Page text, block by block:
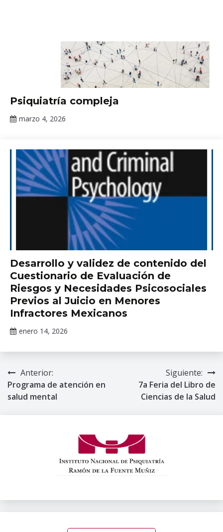
Publicaciones
Psiquiatría compleja
marzo 4, 2026
Publicaciones
Desarrollo y validez de contenido del
Cuestionario de Evaluación de
Riesgos y Necesidades Psicosociales
Previos al Juicio en Menores
Infractores Mexicanos
enero 14, 2026
Gallardo
Navegación
de
Anterior:
Programa de atención en
salud mental
Siguiente:
7a Feria del Libro de
Ciencias de la Salud